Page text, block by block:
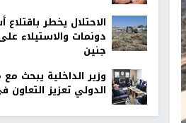
جنين
وزير الداخلية يبحث
الدولي تعزيز